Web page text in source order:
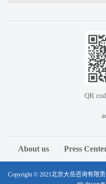
QR
About us Press
Copyright © 2021北京大岳咨询有限